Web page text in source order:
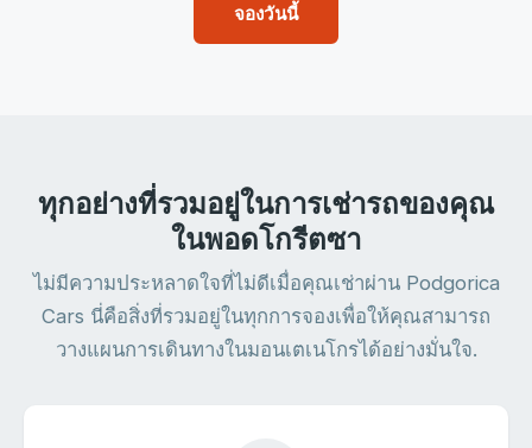
จองวันนี้
ทุกอย่างที่รวมอยู่ในการเช่ารถของคุณ
ในพอดโกรีตซา
ไม่มีความประหลาดใจที่ไม่ดีเมื่อคุณเช่าผ่าน Podgorica
Cars นี่คือสิ่งที่รวมอยู่ในทุกการจองเพื่อให้คุณสามารถ
วางแผนการเดินทางในมอนเตเนโกรได้อย่างมั่นใจ.